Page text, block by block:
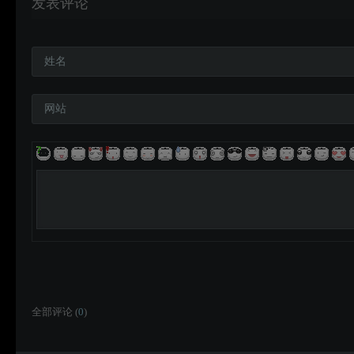
姓名
网站
全部评论 (0)